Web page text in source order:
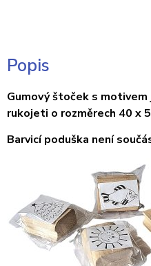
Popis
Gumový štoček s
rukojeti o rozměrech 40 x
Barvicí poduška není